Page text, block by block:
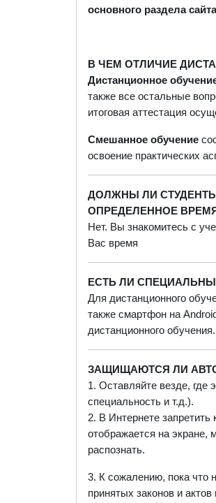
основного раздела
В ЧЕМ ОТЛИЧИЕ
Дистанционное
также все остальные
итоговая аттестация
Смешанное обучение
освоение практических
ДОЛЖНЫ ЛИ
ОПРЕДЕЛЕННОЕ
Нет. Вы знакомитесь с
Вас время
ЕСТЬ ЛИ
Для дистанционного
также смартфон на
дистанционного обучения.
ЗАЩИЩАЮТСЯ ЛИ
1. Оставляйте везде,
специальность и т.д.).
2. В Интернете запретить
отображается на экране,
распознать.
3. К сожалению, пока что
принятых законов и